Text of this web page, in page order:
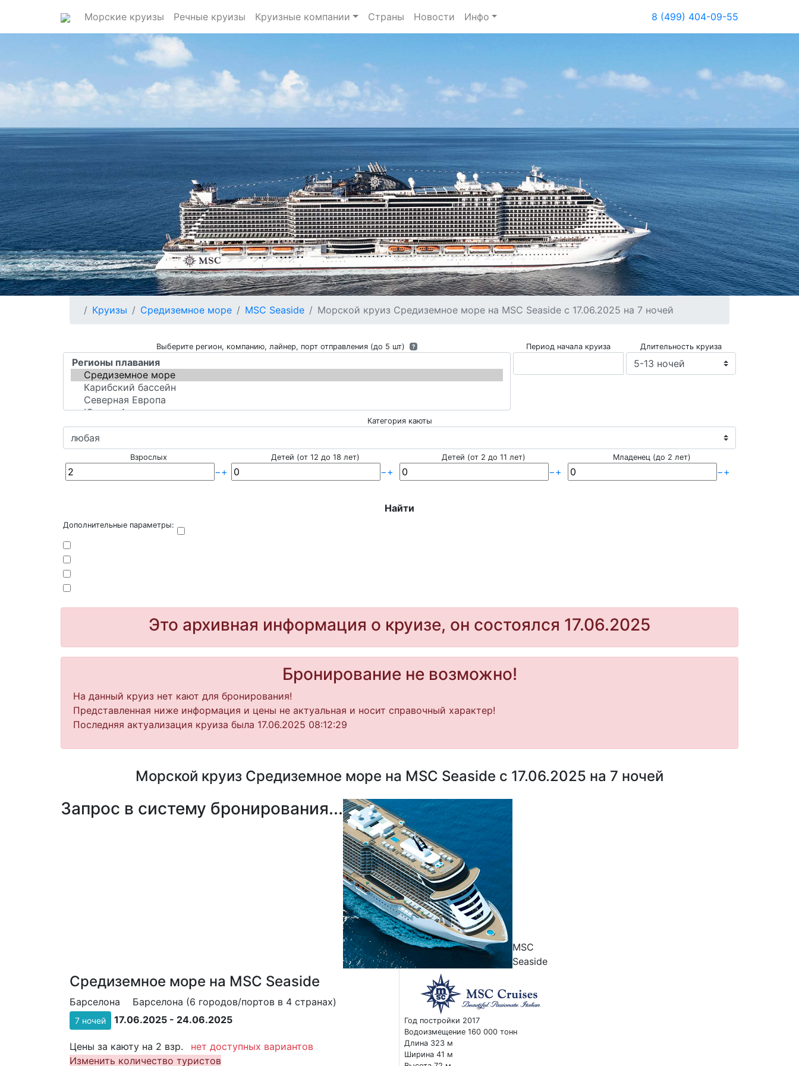
Морские круизы Речные круизы Круизные компании Страны Новости Инфо 8 (499) 404-09-55
Круизы Средиземное море MSC Seaside Морской круиз Средиземное море на MSC Seaside с 17.06.2025 на 7 ночей
Выберите регион, компанию, лайнер, порт отправления (до 5 шт) ? Период начала круиза Длительность круиза
Категория каюты
Взрослых
−+
Детей (от 12 до 18 лет)
−+
Детей (от 2 до 11 лет)
−+
Младенец (до 2 лет)
−+
Найти
Дополнительные параметры:
Это архивная информация о круизе, он состоялся 17.06.2025
Бронирование не возможно!
На данный круиз нет кают для бронирования!
Представленная ниже информация и цены не актуальная и носит справочный характер!
Последняя актуализация круиза была 17.06.2025 08:12:29
Морской круиз Средиземное море на MSC Seaside с 17.06.2025 на 7 ночей
MSC
Seaside
Средиземное море на MSC Seaside
Барселона Барселона (6 городов/портов в 4 странах)
7 ночей 17.06.2025 - 24.06.2025
Цены за каюту на 2 взр.
нет доступных вариантов
Изменить количество туристов
Год постройки 2017
Водоизмещение 160 000 тонн
Длина 323 м
Ширина 41 м
Запрос в систему бронирования...